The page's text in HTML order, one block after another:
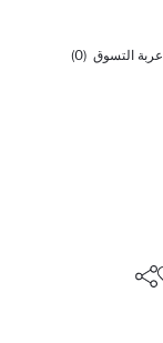
عربة التسوق (0)